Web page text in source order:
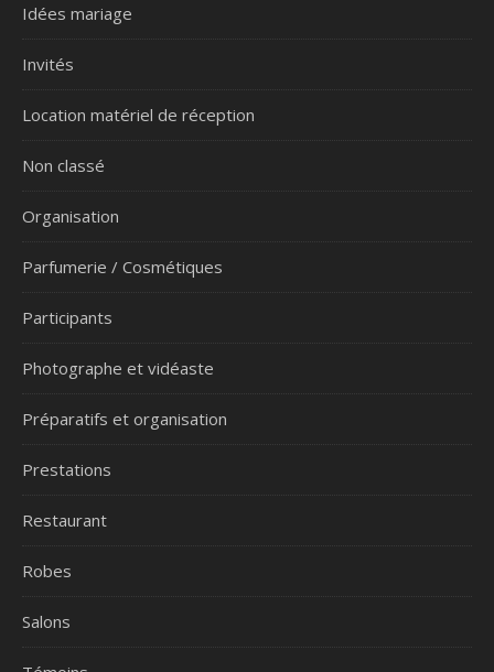
Idées mariage
Invités
Location matériel de réception
Non classé
Organisation
Parfumerie / Cosmétiques
Participants
Photographe et vidéaste
Préparatifs et organisation
Prestations
Restaurant
Robes
Salons